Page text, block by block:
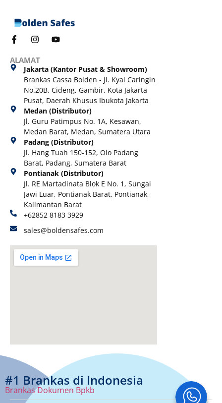
ALAMAT
Jakarta (Kantor Pusat & Showroom)
Brankas Cassa Bolden - Jl. Kyai Caringin
No.20B, Cideng, Gambir, Kota Jakarta
Pusat, Daerah Khusus Ibukota Jakarta
Medan (Distributor)
Jl. Guru Patimpus No. 1A, Kesawan,
Medan Barat, Medan, Sumatera Utara
Padang (Distributor)
Jl. Hang Tuah 150-152, Olo Padang
Barat, Padang, Sumatera Barat
Pontianak (Distributor)
Jl. RE Martadinata Blok E No. 1, Sungai
Jawi Luar, Pontianak Barat, Pontianak,
Kalimantan Barat
+62852 8183 3929
sales@boldensafes.com
#1 Brankas di Indonesia
Brankas Dokumen Bpkb